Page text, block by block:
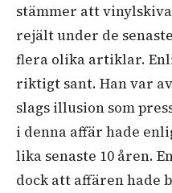
stämmer att
rejält under de
flera olika artiklar.
riktigt sant. Han var
slags illusion som
i denna affär hade
lika senaste 10 åren.
dock att affären hade